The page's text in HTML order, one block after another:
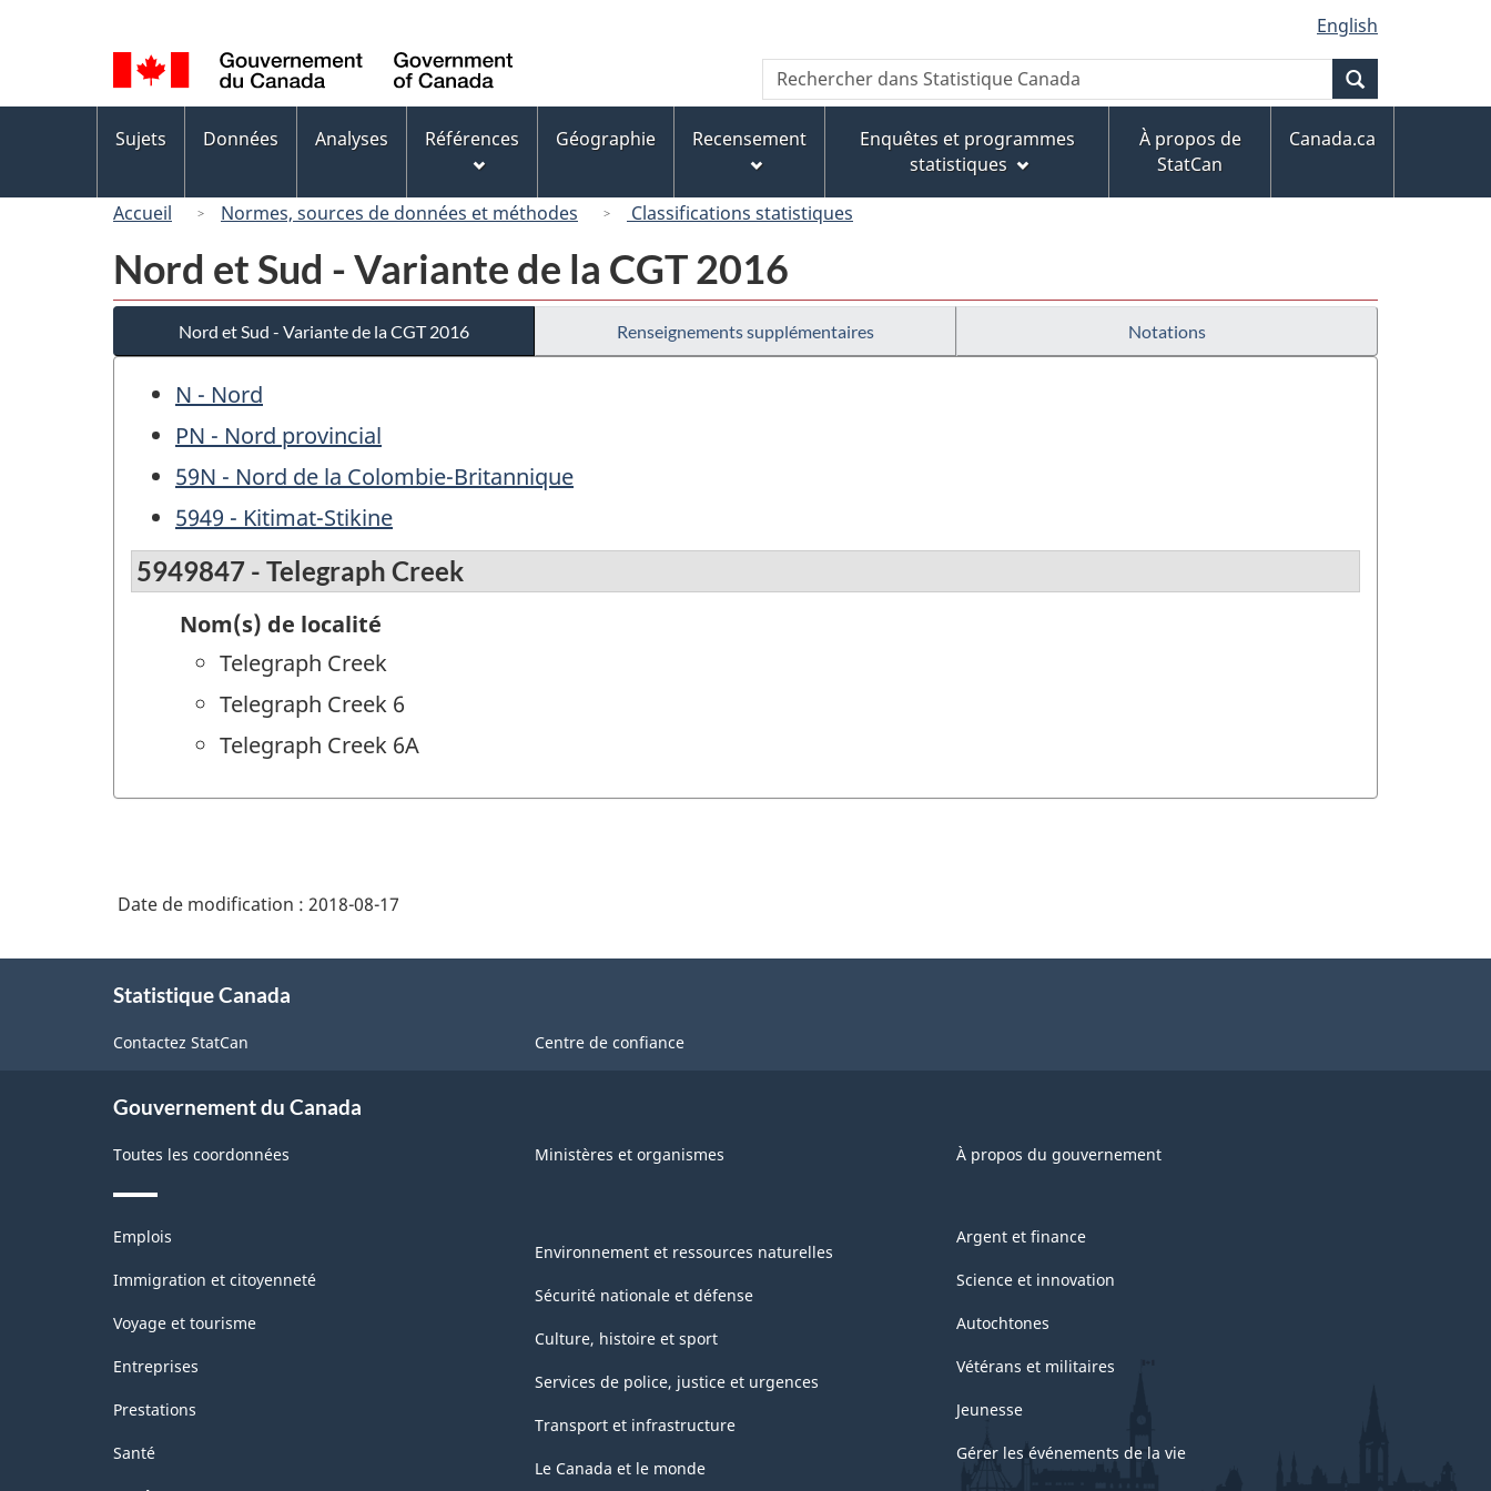
au
contenu
principal
« À
propos
de
ce
version
HTML
simplifiée
de
la
langue
English
Canada
Recherche
Rechercher
dans
Canada
des
Sujets Données Analyses Références Géographie Recensement
Enquêtes et programmes
statistiques
À propos de
StatCan
Canada.ca
Accueil Normes, sources de données et méthodes Classifications statistiques
Nord et Sud - Variante de la CGT 2016
Nord et Sud - Variante de la CGT 2016 Renseignements supplémentaires Notations
N - Nord
PN - Nord provincial
59N - Nord de la Colombie-Britannique
5949 - Kitimat-Stikine
5949847 - Telegraph Creek
Nom(s) de localité
Telegraph Creek
Telegraph Creek 6
Telegraph Creek 6A
Date de modification : 2018-08-17
Statistique Canada
Contactez StatCan Centre de confiance
Gouvernement du Canada
Toutes les coordonnées Ministères et organismes À propos du gouvernement
Thèmes
sujets
Emplois
Immigration et citoyenneté
Voyage et tourisme
Entreprises
Prestations
Santé
Environnement et ressources naturelles
Sécurité nationale et défense
Culture, histoire et sport
Services de police, justice et urgences
Transport et infrastructure
Le Canada et le monde
Argent et finance
Science et innovation
Autochtones
Vétérans et militaires
Jeunesse
Gérer les événements de la vie